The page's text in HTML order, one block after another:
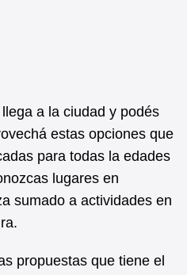
a la ciudad y podés
estas opciones que
para todas la edades
lugares en
sumado a actividades en
propuestas que tiene el